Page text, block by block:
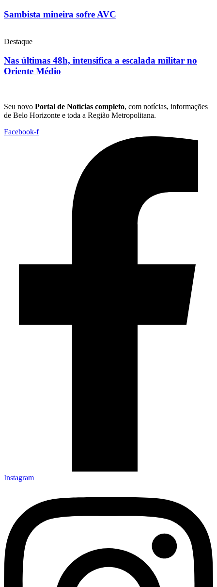
Sambista mineira sofre AVC
Destaque
Nas últimas 48h, intensifica a escalada militar no
Oriente Médio
Seu novo Portal de Notícias completo, com notícias, informações
de Belo Horizonte e toda a Região Metropolitana.
Facebook-f
Instagram